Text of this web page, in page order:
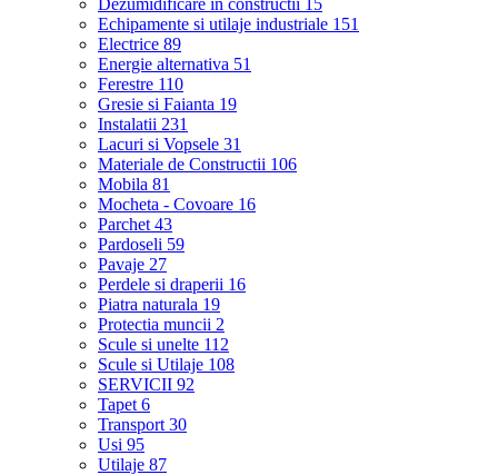
Dezumidificare in constructii 15
Echipamente si utilaje industriale 151
Electrice 89
Energie alternativa 51
Ferestre 110
Gresie si Faianta 19
Instalatii 231
Lacuri si Vopsele 31
Materiale de Constructii 106
Mobila 81
Mocheta - Covoare 16
Parchet 43
Pardoseli 59
Pavaje 27
Perdele si draperii 16
Piatra naturala 19
Protectia muncii 2
Scule si unelte 112
Scule si Utilaje 108
SERVICII 92
Tapet 6
Transport 30
Usi 95
Utilaje 87